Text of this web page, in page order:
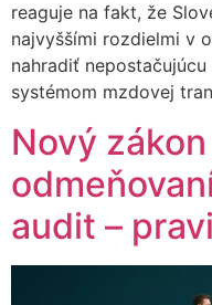
reaguje na fakt, že
najvyššími rozdielmi v
nahradiť
systémom mzdovej
Nový
audit –